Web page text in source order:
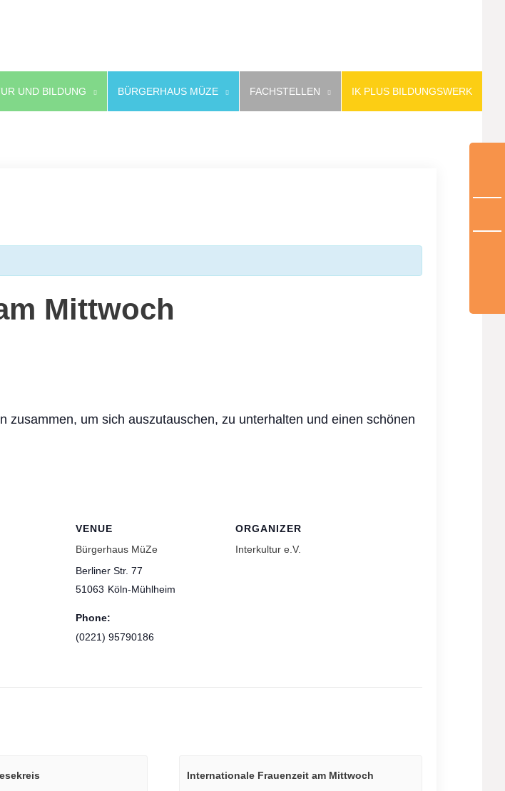
UND BILDUNG BÜRGERHAUS MÜZE FACHSTELLEN IK PLUS BILDUNGSWERK
Mittwoch
um sich auszutauschen, zu unterhalten und einen schönen
VENUE
Bürgerhaus MüZe
Berliner Str. 77
Köln-Mühlheim
51063
Phone:
(0221) 95790186
ORGANIZER
Interkultur e.V.
Internationale Frauenzeit am Mittwoch